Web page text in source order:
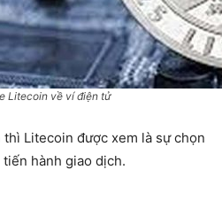
Litecoin về ví điện tử
Litecoin được xem là sự chọn
hành giao dịch.